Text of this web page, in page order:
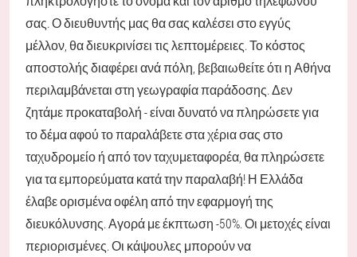
σας. Ο διευθυντής μας θα σας καλέσει στο εγγύς
μέλλον, θα διευκρινίσει τις λεπτομέρειες. Το κόστος
αποστολής διαφέρει ανά πόλη, βεβαιωθείτε ότι η Αθήνα
περιλαμβάνεται στη γεωγραφία παράδοσης. Δεν
ζητάμε προκαταβολή - είναι δυνατό να πληρώσετε για
το δέμα αφού το παραλάβετε στα χέρια σας στο
ταχυδρομείο ή από τον ταχυμεταφορέα, θα πληρώσετε
για τα εμπορεύματα κατά την παραλαβή! Η Ελλάδα
έλαβε ορισμένα οφέλη από την εφαρμογή της
διευκόλυνσης. Αγορά με έκπτωση -50%. Οι μετοχές είναι
περιορισμένες. Οι κάψουλες μπορούν να